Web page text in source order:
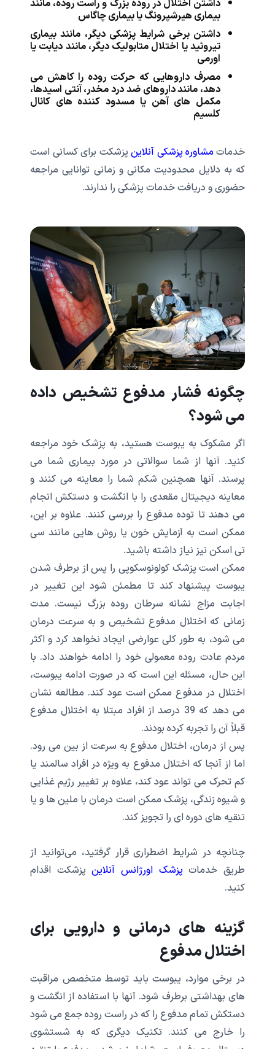
داشتن اختلال در روده بزرگ و راست روده، مانند
بیماری هیرشپرونگ یا بیماری چاگاس
داشتن برخی شرایط پزشکی دیگر، مانند بیماری
تیروئید یا اختلال متابولیک دیگر، مانند دیابت یا
اورمی
مصرف داروهایی که حرکت روده را کاهش می
دهد، مانند داروهای ضد درد مخدر، آنتی اسیدها،
مکمل های آهن یا مسدود کننده های کانال
کلسیم
خدمات مشاوره پزشکی آنلاینپزشکت برای کسانی است
که به دلایل محدودیت مکانی و زمانی توانایی مراجعه
حضوری و دریافت خدمات پزشکی را ندارند.
چگونه فشار مدفوع تشخیص داده
می شود؟
اگر مشکوک به یبوست هستید، به پزشک خود مراجعه
کنید. آنها از شما سوالاتی در مورد بیماری شما می
پرسند. آنها همچنین شکم شما را معاینه می کنند و
معاینه دیجیتال مقعدی را با انگشت و دستکش انجام
می دهند تا توده مدفوع را بررسی کنند. علاوه بر این،
ممکن است به آزمایش خون یا روش هایی مانند سی
تی اسکن نیز نیاز داشته باشید.
ممکن است پزشک کولونوسکوپی را پس از برطرف شدن
یبوست پیشنهاد کند تا مطمئن شود این تغییر در
اجابت مزاج نشانه سرطان روده بزرگ نیست. مدت
زمانی که اختلال مدفوع تشخیص و به سرعت درمان
می شود، به طور کلی عوارضی ایجاد نخواهد کرد و اکثر
مردم عادت روده معمولی خود را ادامه خواهند داد. با
این حال، مسئله این است که در صورت ادامه یبوست،
اختلال در مدفوع ممکن است عود کند. مطالعه نشان
می دهد که 39 درصد از افراد مبتلا به اختلال مدفوع
قبلاً آن را تجربه کرده بودند.
پس از درمان، اختلال مدفوع به سرعت از بین می رود.
اما از آنجا که اختلال مدفوع به ویژه در افراد سالمند یا
کم تحرک می تواند عود کند، علاوه بر تغییر رژیم غذایی
و شیوه زندگی، پزشک ممکن است درمان با ملین ها و یا
تنقیه های دوره ای را تجویز کند.
چنانچه در شرایط اضطراری قرار گرفتید، می‌توانید از
طریق خدمات پزشک اورژانس آنلاینپزشکت اقدام
کنید.
گزینه های درمانی و دارویی برای
اختلال مدفوع
در برخی موارد، یبوست باید توسط متخصص مراقبت
های بهداشتی برطرف شود. آنها با استفاده از انگشت و
دستکش تمام مدفوع را که در راست روده جمع می شود
را خارج می کنند. تکنیک دیگری که به شستشوی